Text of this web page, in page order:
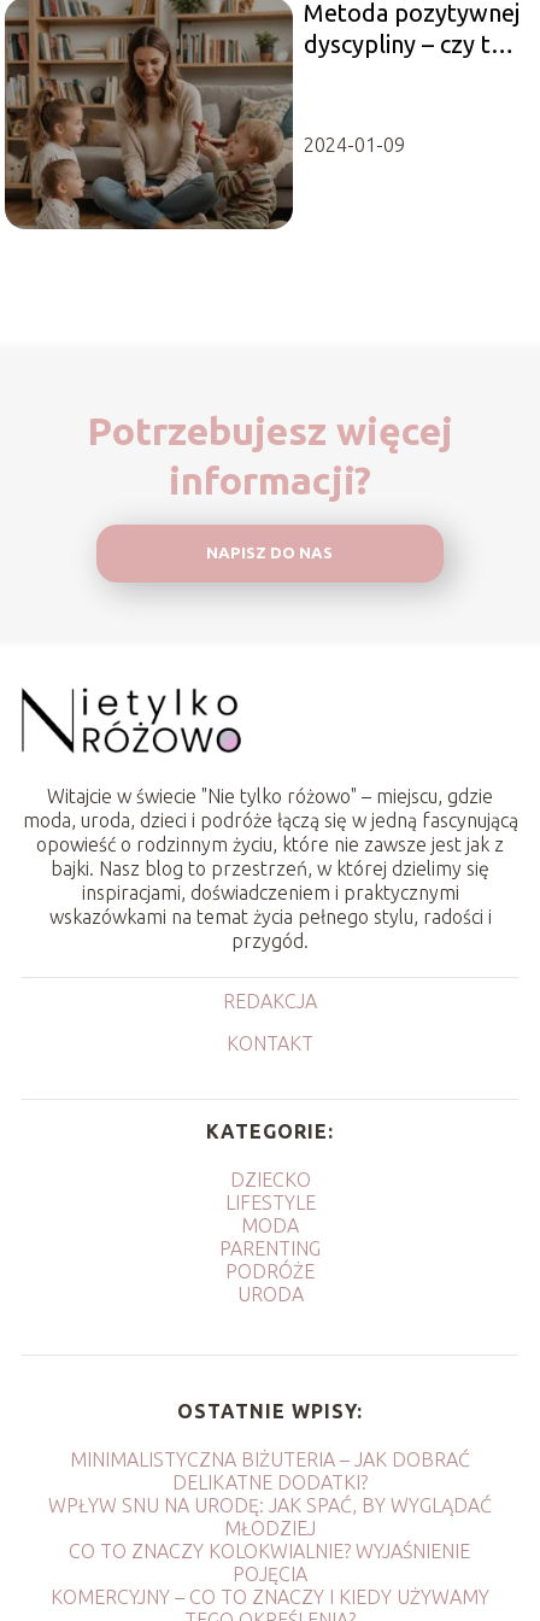
Metoda pozytywnej
dyscypliny – czy to
2024-01-09
Potrzebujesz więcej
informacji?
NAPISZ DO NAS
Witajcie w świecie "Nie tylko różowo" – miejscu, gdzie
moda, uroda, dzieci i podróże łączą się w jedną fascynującą
opowieść o rodzinnym życiu, które nie zawsze jest jak z
bajki. Nasz blog to przestrzeń, w której dzielimy się
inspiracjami, doświadczeniem i praktycznymi
wskazówkami na temat życia pełnego stylu, radości i
przygód.
REDAKCJA
KONTAKT
KATEGORIE:
DZIECKO
LIFESTYLE
MODA
PARENTING
PODRÓŻE
URODA
OSTATNIE WPISY:
MINIMALISTYCZNA BIŻUTERIA – JAK DOBRAĆ
DELIKATNE DODATKI?
WPŁYW SNU NA URODĘ: JAK SPAĆ, BY WYGLĄDAĆ
MŁODZIEJ
CO TO ZNACZY KOLOKWIALNIE? WYJAŚNIENIE
POJĘCIA
KOMERCYJNY – CO TO ZNACZY I KIEDY UŻYWAMY